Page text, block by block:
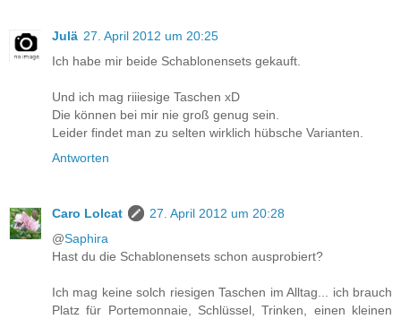
Julä 27. April 2012 um 20:25
Ich habe mir beide Schablonensets gekauft.
Und ich mag riiiesige Taschen xD
Die können bei mir nie groß genug sein.
Leider findet man zu selten wirklich hübsche Varianten.
Antworten
Caro Lolcat
27. April 2012 um 20:28
@Saphira
Hast du die Schablonensets schon ausprobiert?
Ich mag keine solch riesigen Taschen im Alltag... ich brauch
Platz für Portemonnaie, Schlüssel, Trinken, einen kleinen